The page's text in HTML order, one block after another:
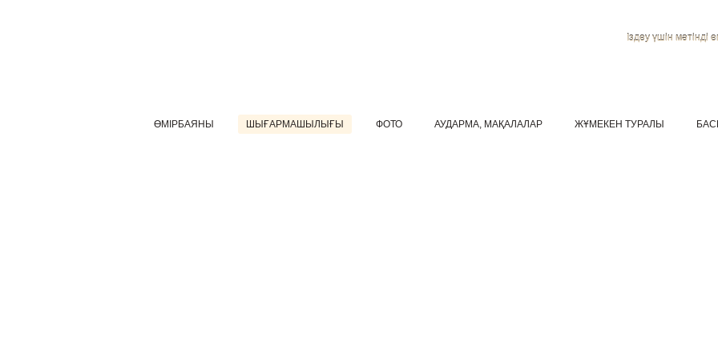
Іздеу үшін мәтінді
ӨМІРБАЯНЫ ШЫҒАРМАШЫЛЫҒЫ ФОТО АУДАРМА, МАҚАЛАЛАР ЖҰМЕКЕН ТУРАЛЫ